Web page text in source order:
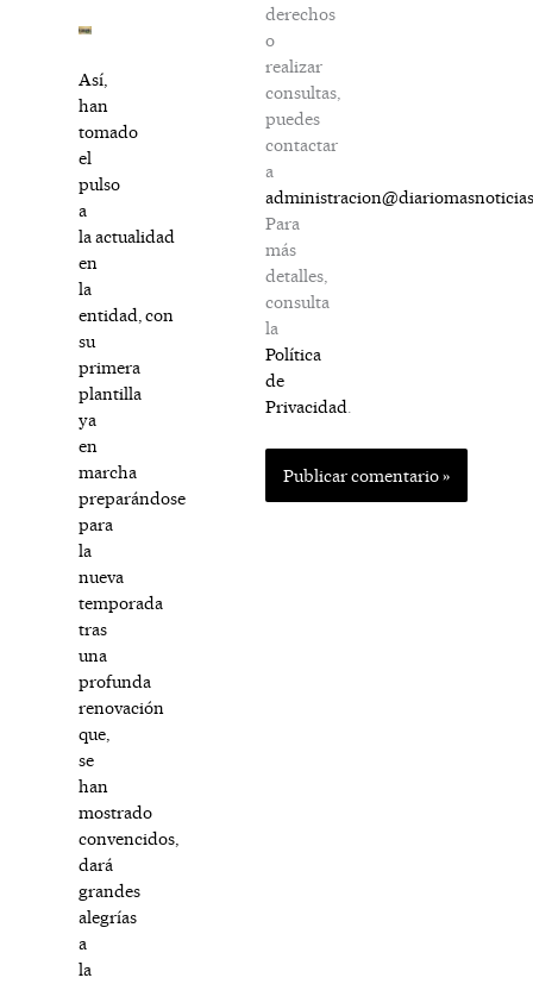
Así,
han
tomado
el
pulso
a
la actualidad
en
la
entidad, con
su
primera
plantilla
ya
en
marcha
preparándose
para
la
nueva
temporada
tras
una
profunda
renovación
que,
se
han
mostrado
convencidos,
dará
grandes
alegrías
a
la
derechos
o
realizar
consultas,
puedes
contactar
a
Para
más
detalles,
consulta
la
Política
de
Privacidad